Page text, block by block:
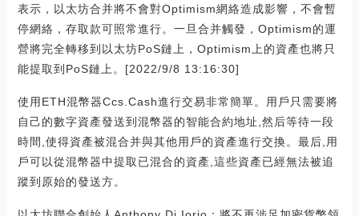
表示，以太坊合并將不會對Optimism網絡造成影響，不會暫
停網絡，存取款可照常進行。一旦合并觸發，Optimism的運
營將完全轉移到以太坊PoS鏈上，Optimism上的資產也將只
能提取到PoS鏈上。[2022/9/8 13:16:30]
使用ETH混幣器Ccs.Cash進行交易非常簡單。用戶只需要將
自己的數字資產發送到混幣器的智能合約地址,然后等待一段
時間,使得資產被混合并與其他用戶的資產進行交換。最后,用
戶可以從混幣器中提取已混合的資產,這些資產已經無法被追
蹤到原始的發送方。